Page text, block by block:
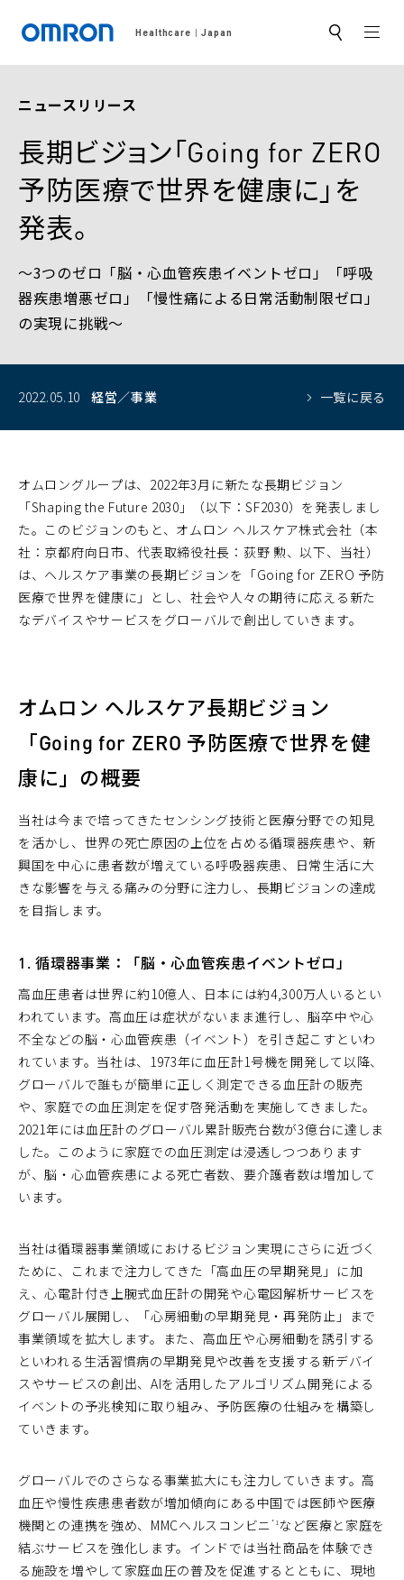
Healthcare Japan サ
ト
ニュースリリース
長期ビジョン「Going for ZERO
予防医療で世界を健康に」を
発表。
～3つのゼロ「脳・心血管疾患イベントゼロ」「呼吸
器疾患増悪ゼロ」「慢性痛による日常活動制限ゼロ」
の実現に挑戦～
2022.05.10 経営／事業 一覧に戻る
オムロングループは、2022年3月に新たな長期ビジョン
「Shaping the Future 2030」（以下：SF2030）を発表しまし
た。このビジョンのもと、オムロン ヘルスケア株式会社（本
社：京都府向日市、代表取締役社長：荻野 勲、以下、当社）
は、ヘルスケア事業の長期ビジョンを「Going for ZERO 予防
医療で世界を健康に」とし、社会や人々の期待に応える新た
なデバイスやサービスをグローバルで創出していきます。
オムロン ヘルスケア長期ビジョン
「Going for ZERO 予防医療で世界を健
康に」の概要
当社は今まで培ってきたセンシング技術と医療分野での知見
を活かし、世界の死亡原因の上位を占める循環器疾患や、新
興国を中心に患者数が増えている呼吸器疾患、日常生活に大
きな影響を与える痛みの分野に注力し、長期ビジョンの達成
を目指します。
1. 循環器事業：「脳・心血管疾患イベントゼロ」
高血圧患者は世界に約10億人、日本には約4,300万人いるとい
われています。高血圧は症状がないまま進行し、脳卒中や心
不全などの脳・心血管疾患（イベント）を引き起こすといわ
れています。当社は、1973年に血圧計1号機を開発して以降、
グローバルで誰もが簡単に正しく測定できる血圧計の販売
や、家庭での血圧測定を促す啓発活動を実施してきました。
2021年には血圧計のグローバル累計販売台数が3億台に達しま
した。このように家庭での血圧測定は浸透しつつあります
が、脳・心血管疾患による死亡者数、要介護者数は増加して
います。
当社は循環器事業領域におけるビジョン実現にさらに近づく
ために、これまで注力してきた「高血圧の早期発見」に加
え、心電計付き上腕式血圧計の開発や心電図解析サービスを
グローバル展開し、「心房細動の早期発見・再発防止」まで
事業領域を拡大します。また、高血圧や心房細動を誘引する
といわれる生活習慣病の早期発見や改善を支援する新デバイ
スやサービスの創出、AIを活用したアルゴリズム開発による
イベントの予兆検知に取り組み、予防医療の仕組みを構築し
ていきます。
グローバルでのさらなる事業拡大にも注力していきます。高
血圧や慢性疾患患者数が増加傾向にある中国では医師や医療
機関との連携を強め、MMCヘルスコンビニ *1など医療と家庭を
結ぶサービスを強化します。インドでは当社商品を体験でき
る施設を増やして家庭血圧の普及を促進するとともに、現地